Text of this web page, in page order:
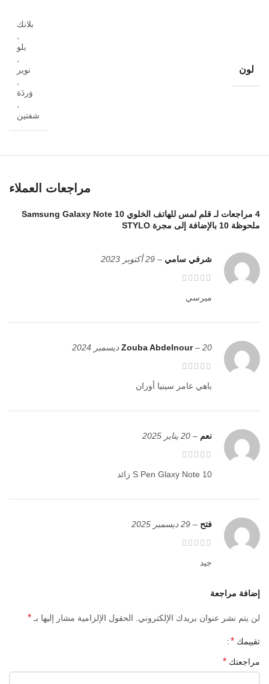
لون
بلانك
بلو
نوير
وَردَة
شفتين
مراجعات العملاء
4 مراجعات لـ
قلم لمس للهاتف الخلوي Samsung Galaxy Note 10
ملحوظة 10 بالإضافة إلى مجرة ​​STYLO
شرفي سامي – 29 أكتوبر 2023
ميرسي
Zouba Abdelnour– 20 ديسمبر 2024
باهي عامر سينيا أوران
نعم – 20 يناير 2025
S Pen Glaxy Note 10 زائد
فتح – 29 ديسمبر 2025
جيد
إضافة مراجعة
لن يتم نشر عنوان بريدك الإلكتروني. الحقول الإلزامية مشار إليها بـ *
تقييمك *
مراجعتك *